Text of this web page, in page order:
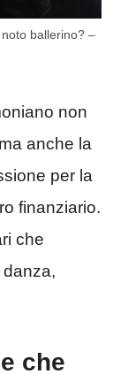
ballerino? –
non
anche la
per la
finanziario.
che
danza,
che